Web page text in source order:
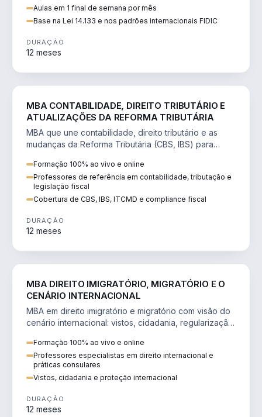
Aulas em 1 final de semana por mês
Base na Lei 14.133 e nos padrões internacionais FIDIC
DURAÇÃO
12 meses
MBA CONTABILIDADE, DIREITO TRIBUTÁRIO E
ATUALIZAÇÕES DA REFORMA TRIBUTÁRIA
MBA que une contabilidade, direito tributário e as
mudanças da Reforma Tributária (CBS, IBS) para
Formação 100% ao vivo e online
Professores de referência em contabilidade, tributação e
legislação fiscal
Cobertura de CBS, IBS, ITCMD e compliance fiscal
DURAÇÃO
12 meses
MBA DIREITO IMIGRATÓRIO, MIGRATÓRIO E O
CENÁRIO INTERNACIONAL
MBA em direito imigratório e migratório com visão do
cenário internacional: vistos, cidadania, regularização
Formação 100% ao vivo e online
Professores especialistas em direito internacional e
práticas consulares
Vistos, cidadania e proteção internacional
DURAÇÃO
12 meses